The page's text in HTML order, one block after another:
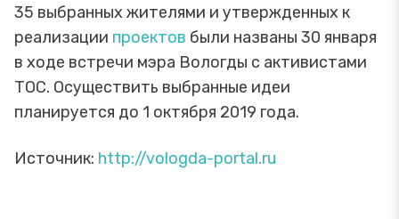
35 выбранных жителями и утвержденных к
реализации проектов были названы 30 января
в ходе встречи мэра Вологды с активистами
ТОС. Осуществить выбранные идеи
планируется до 1 октября 2019 года.
Источник: http://vologda-portal.ru